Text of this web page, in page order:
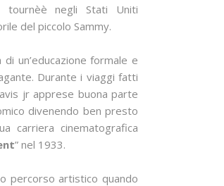
tournèè negli Stati Uniti
del piccolo Sammy.
un’educazione formale e
Durante i viaggi fatti
jr apprese buona parte
divenendo ben presto
carriera cinematografica
” nel 1933.
percorso artistico quando